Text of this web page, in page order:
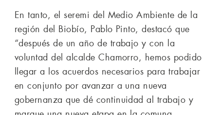
En tanto, el seremi del Medio Ambiente de la
región del Biobío, Pablo Pinto, destacó que
“después de un año de trabajo y con la
voluntad del alcalde Chamorro, hemos podido
llegar a los acuerdos necesarios para trabajar
en conjunto por avanzar a una nueva
gobernanza que dé continuidad al trabajo y